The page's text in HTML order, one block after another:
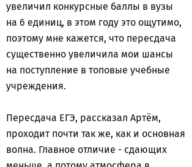
увеличил конкурсные баллы в вузы
на 6 единиц, в этом году это ощутимо,
поэтому мне кажется, что пересдача
существенно увеличила мои шансы
на поступление в топовые учебные
учреждения.
Пересдача ЕГЭ, рассказал Артём,
проходит почти так же, как и основная
волна. Главное отличие - сдающих